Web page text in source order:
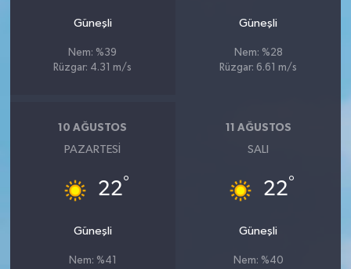
Güneşli
Nem: %39
Rüzgar: 4.31 m/s
Güneşli
Nem: %28
Rüzgar: 6.61 m/s
10 AĞUSTOS
PAZARTESI
22°
Güneşli
Nem: %41
11 AĞUSTOS
SALI
22°
Güneşli
Nem: %40